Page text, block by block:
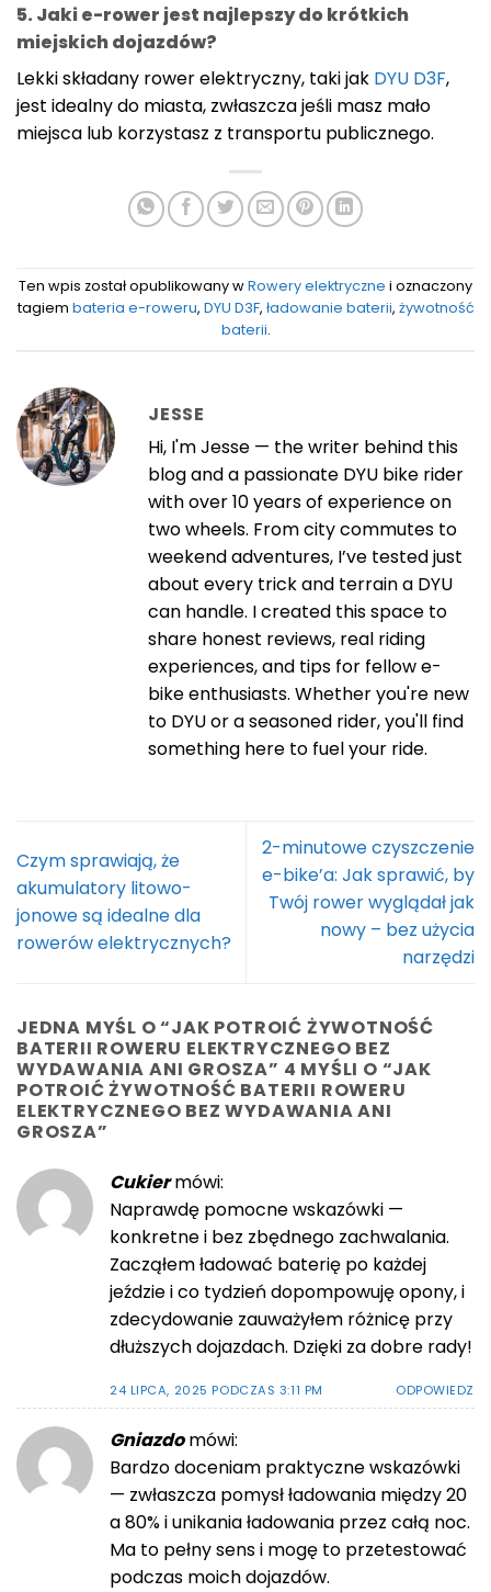
5. Jaki e-rower jest najlepszy do krótkich
miejskich dojazdów?
Lekki składany rower elektryczny, taki jak DYU D3F,
jest idealny do miasta, zwłaszcza jeśli masz mało
miejsca lub korzystasz z transportu publicznego.
Ten wpis został opublikowany wRowery elektryczne i oznaczony
tagiem bateria e-roweru, DYU D3F, ładowanie baterii, żywotność
baterii.
JESSE
Hi, I'm Jesse — the writer behind this
blog and a passionate DYU bike rider
with over 10 years of experience on
two wheels. From city commutes to
weekend adventures, I’ve tested just
about every trick and terrain a DYU
can handle. I created this space to
share honest reviews, real riding
experiences, and tips for fellow e-
bike enthusiasts. Whether you're new
to DYU or a seasoned rider, you'll find
something here to fuel your ride.
Czym sprawiają, że
akumulatory litowo-
jonowe są idealne dla
rowerów elektrycznych?
2-minutowe czyszczenie
e-bike’a: Jak sprawić, by
Twój rower wyglądał jak
nowy – bez użycia
narzędzi
JEDNA MYŚL O “JAK POTROIĆ ŻYWOTNOŚĆ
BATERII ROWERU ELEKTRYCZNEGO BEZ
WYDAWANIA ANI GROSZA” 4 MYŚLI O “JAK
POTROIĆ ŻYWOTNOŚĆ BATERII ROWERU
ELEKTRYCZNEGO BEZ WYDAWANIA ANI
GROSZA”
Cukier mówi:
Naprawdę pomocne wskazówki —
konkretne i bez zbędnego zachwalania.
Zacząłem ładować baterię po każdej
jeździe i co tydzień dopompowuję opony, i
zdecydowanie zauważyłem różnicę przy
dłuższych dojazdach. Dzięki za dobre rady!
24 LIPCA, 2025 PODCZAS 3:11 PM ODPOWIEDZ
Gniazdo mówi:
Bardzo doceniam praktyczne wskazówki
— zwłaszcza pomysł ładowania między 20
a 80% i unikania ładowania przez całą noc.
Ma to pełny sens i mogę to przetestować
podczas moich dojazdów.